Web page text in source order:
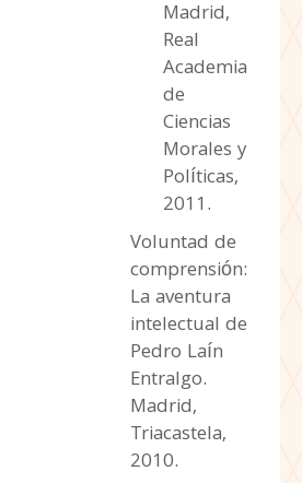
Madrid,
Real
Academia
de
Ciencias
Morales y
Políticas,
2011.
Voluntad de
comprensión:
La aventura
intelectual de
Pedro Laín
Entralgo.
Madrid,
Triacastela,
2010.